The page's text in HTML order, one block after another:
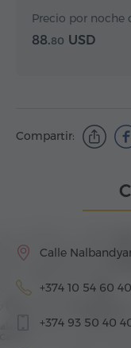
Precio por noche
88.80 USD
Compartir:
Calle
+374 10 54 60 40
+374 93 50 40